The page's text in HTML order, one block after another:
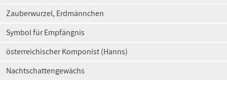
Zauberwurzel, Erdmännchen
Symbol für Empfängnis
österreichischer Komponist (Hanns)
Nachtschattengewächs